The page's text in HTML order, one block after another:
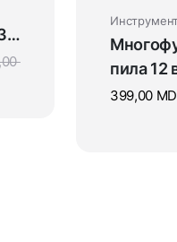
в
пила 12
399,00